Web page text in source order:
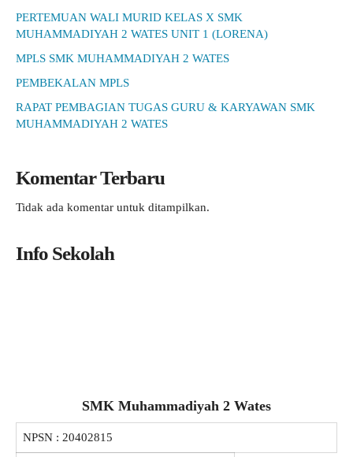
PERTEMUAN WALI MURID KELAS X SMK
MUHAMMADIYAH 2 WATES UNIT 1 (LORENA)
MPLS SMK MUHAMMADIYAH 2 WATES
PEMBEKALAN MPLS
RAPAT PEMBAGIAN TUGAS GURU & KARYAWAN SMK
MUHAMMADIYAH 2 WATES
Komentar Terbaru
Tidak ada komentar untuk ditampilkan.
Info Sekolah
SMK Muhammadiyah 2 Wates
NPSN : 20402815